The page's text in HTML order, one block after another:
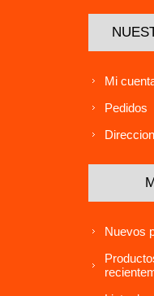
Mi
Pedidos
Nuevos